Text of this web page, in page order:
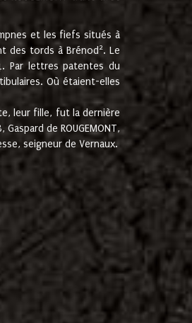
et les fiefs situés à
des tords à Brénod 2. Le
Par lettres patentes du
Où étaient-elles
leur fille, fut la dernière
de ROUGEMONT,
seigneur de Vernaux.